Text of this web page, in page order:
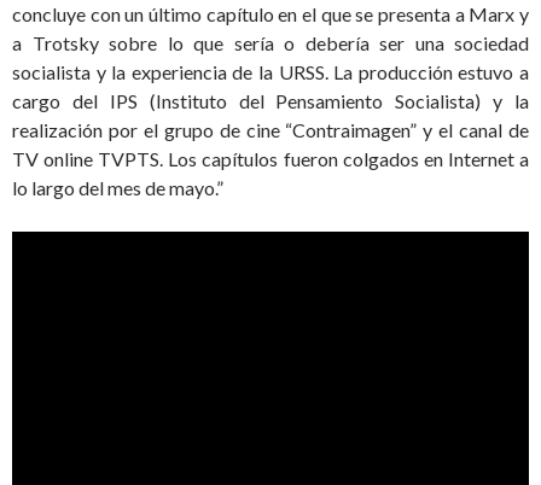
concluye con un último capítulo en el que se presenta a Marx y
a Trotsky sobre lo que sería o debería ser una sociedad
socialista y la experiencia de la URSS. La producción estuvo a
cargo del IPS (Instituto del Pensamiento Socialista) y la
realización por el grupo de cine “Contraimagen” y el canal de
TV online TVPTS. Los capítulos fueron colgados en Internet a
lo largo del mes de mayo.”